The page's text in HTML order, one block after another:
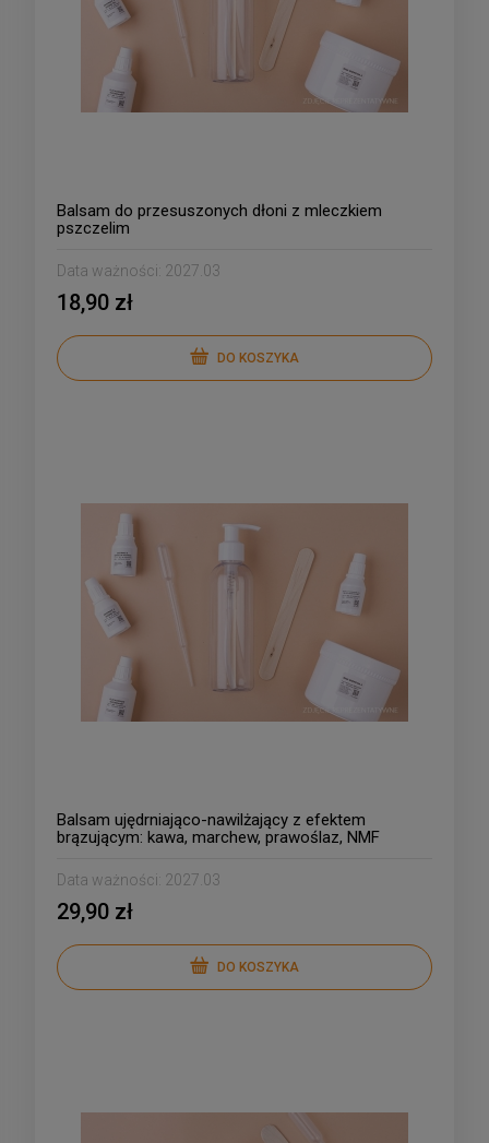
Balsam do przesuszonych dłoni z mleczkiem
pszczelim
Data ważności: 2027.03
18,90 zł
DO KOSZYKA
Balsam ujędrniająco-nawilżający z efektem
brązującym: kawa, marchew, prawoślaz, NMF
Data ważności: 2027.03
29,90 zł
DO KOSZYKA